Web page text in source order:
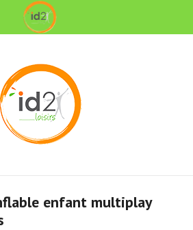
enfant multiplay